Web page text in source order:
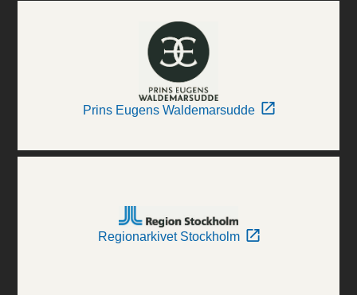
Prins Eugens Waldemarsudde
Regionarkivet Stockholm